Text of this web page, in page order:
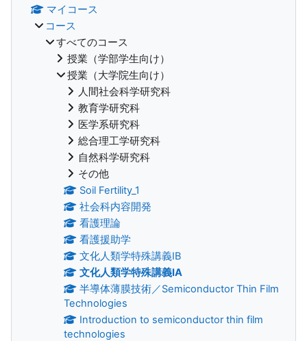
マイコース
コース
すべてのコース
授業（学部学生向け）
授業（大学院生向け）
人間社会科学研究科
教育学研究科
医学系研究科
総合理工学研究科
自然科学研究科
その他
Soil Fertility_1
社会科内容開発
看護理論
看護援助学
文化人類学特殊講義IB
文化人類学特殊講義IA
半導体薄膜技術／Semiconductor Thin Film
Technologies
Introduction to semiconductor thin film
technologies